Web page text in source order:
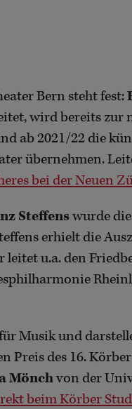
Bern steht fest:
wird bereits zur
ab 2021/22 die
übernehmen.
bei der Neuen
Steffenswurde
erhielt die
leitet u.a. den
Musik und
Preis des 16.
Mönchvon der
beim Körber